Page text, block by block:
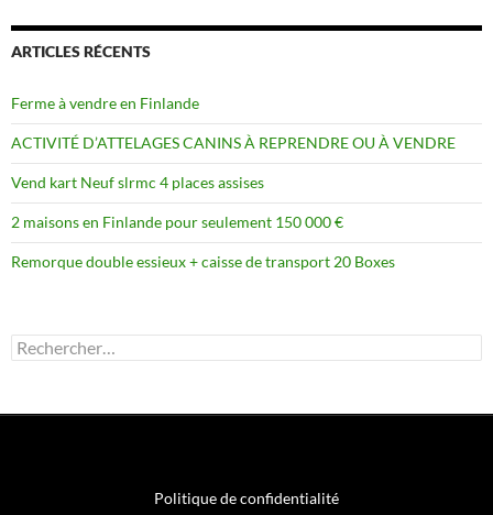
ARTICLES RÉCENTS
Ferme à vendre en Finlande
ACTIVITÉ D’ATTELAGES CANINS À REPRENDRE OU À VENDRE
Vend kart Neuf slrmc 4 places assises
2 maisons en Finlande pour seulement 150 000 €
Remorque double essieux + caisse de transport 20 Boxes
Rechercher :
Politique de confidentialité